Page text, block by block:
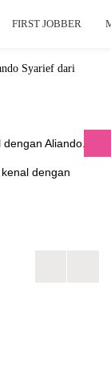
FIRST JOBBER
Syarief dari
dengan